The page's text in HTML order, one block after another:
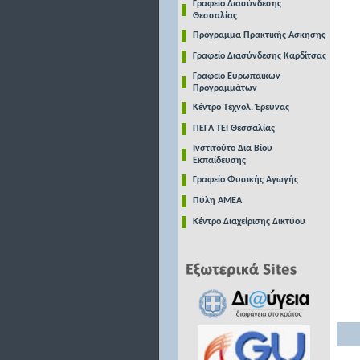
Γραφείο Διασύνδεσης
Θεσσαλίας
Πρόγραμμα Πρακτικής Ασκησης
Γραφείο Διασύνδεσης Καρδίτσας
Γραφείο Ευρωπαικών
Προγραμμάτων
Κέντρο Τεχνολ. Έρευνας
ΠΕΓΑ ΤΕΙ Θεσσαλίας
Ινστιτούτο Δια Βίου
Εκπαίδευσης
Γραφείο Φυσικής Αγωγής
Πύλη ΑΜΕΑ
Κέντρο Διαχείρισης Δικτύου